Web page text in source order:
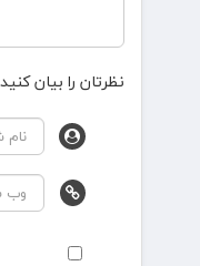
نظرتان را بیان کنید